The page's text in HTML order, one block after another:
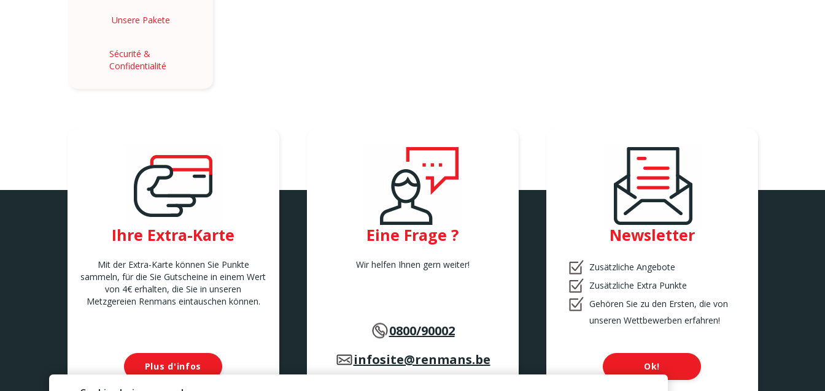
Unsere Pakete
Sécurité &
Confidentialité
Ihre Extra-Karte
Mit der Extra-Karte können Sie Punkte
sammeln, für die Sie Gutscheine in einem Wert
von 4€ erhalten, die Sie in unseren
Metzgereien Renmans eintauschen können.
Plus d'infos
Eine Frage ?
Wir helfen Ihnen gern weiter!
0800/90002
infosite@renmans.be
Newsletter
Zusätzliche Angebote
Zusätzliche Extra Punkte
Gehören Sie zu den Ersten, die von
unseren Wettbewerben erfahren!
Ok!